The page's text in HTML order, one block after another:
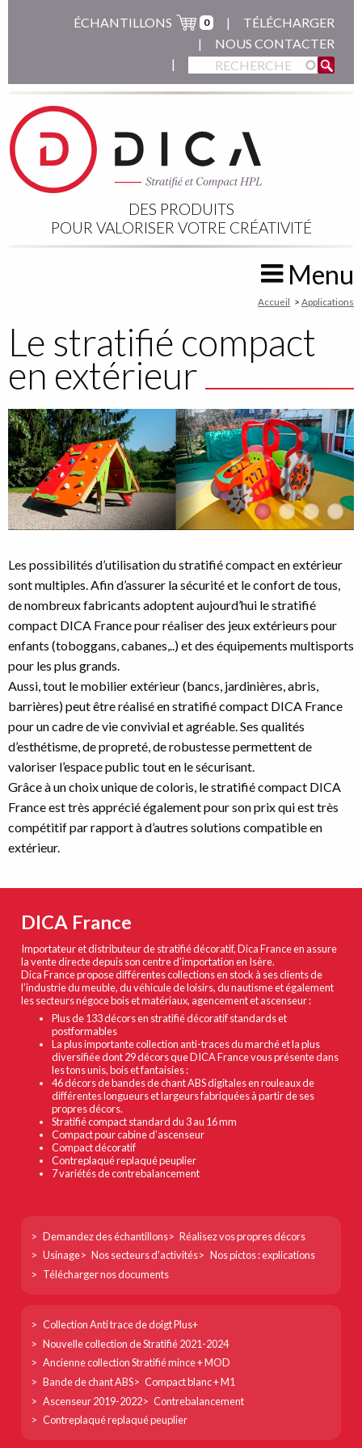
ÉCHANTILLONS 0
TÉLÉCHARGER
NOUS CONTACTER
DES PRODUITS
POUR VALORISER VOTRE CRÉATIVITÉ
Menu
are
here
Accueil Applications
Le stratifié compact
en extérieur
Image
Les possibilités d’utilisation du stratifié compact en extérieur
sont multiples. Afin d’assurer la sécurité et le confort de tous,
de nombreux fabricants adoptent aujourd’hui le stratifié
compact DICA France pour réaliser des jeux extérieurs pour
enfants (toboggans, cabanes,..) et des équipements multisports
pour les plus grands.
Aussi, tout le mobilier extérieur (bancs, jardinières, abris,
barrières) peut être réalisé en stratifié compact DICA France
pour un cadre de vie convivial et agréable. Ses qualités
d’esthétisme, de propreté, de robustesse permettent de
valoriser l’espace public tout en le sécurisant.
Grâce à un choix unique de coloris, le stratifié compact DICA
France est très apprécié également pour son prix qui est très
compétitif par rapport à d’autres solutions compatible en
extérieur.
DICA France
Importateur et distributeur de stratifié décoratif, Dica France en assure
la vente directe depuis son centre d’importation en Isère.
Dica France propose différentes collections en stock à ses clients de
l’industrie du meuble, du véhicule de loisirs, du nautisme et également
les secteurs négoce bois et matériaux, agencement et ascenseur :
Plus de 133 décors en stratifié décoratif standards et
postformables
La plus importante collection anti-traces du marché et la plus
diversifiée dont 29 décors que DICA France vous présente dans
les tons unis, bois et fantaisies :
46 décors de bandes de chant ABS digitales en rouleaux de
différentes longueurs et largeurs fabriquées à partir de ses
propres décors.
Stratifié compact standard du 3 au 16 mm
Compact pour cabine d’ascenseur
Compact décoratif
Contreplaqué replaqué peuplier
7 variétés de contrebalancement
Footer
col
Demandez des échantillons
Réalisez vos propres décors
Usinage
Nos secteurs d’activités
Nos pictos : explications
Télécharger nos documents
Footer
col
Collection Anti trace de doigt Plus+
Nouvelle collection de Stratifié 2021-2024
Ancienne collection Stratifié mince + MOD
Bande de chant ABS
Compact blanc + M1
Ascenseur 2019-2022
Contrebalancement
Contreplaqué replaqué peuplier